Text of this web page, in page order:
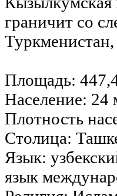
граничит со
Площадь:
Население: 24
Плотность
Столица:
Язык:
язык